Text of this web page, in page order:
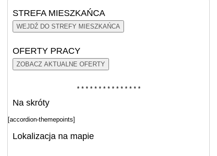
STREFA MIESZKAŃCA
WEJDŹ DO STREFY MIESZKAŃCA
OFERTY PRACY
ZOBACZ AKTUALNE OFERTY
* * * * * * * * * * * * * * *
Na skróty
[accordion-themepoints]
Lokalizacja na mapie